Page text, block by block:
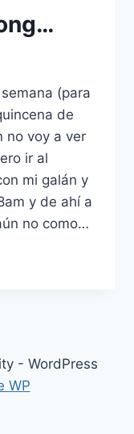
(para
de
no voy a ver
ir al
mi galán y
y de ahí a
no como…
- WordPress
WP